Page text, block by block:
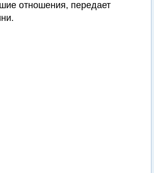
отношения, передает